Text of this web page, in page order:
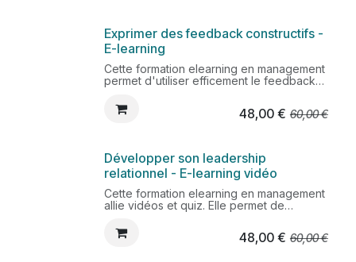
Exprimer des feedback constructifs -
E-learning
Cette formation elearning en management
permet d'utiliser efficement le feedback
différents types de feedback et les
conditions de réussite.
48,00€ 60,00€
Développer son leadership
relationnel - E-learning vidéo
Cette formation elearning en management
allie vidéos et quiz. Elle permet de
motiver et entrainer les autres en obtenant
leur adhésion volontaire. Vous pourrez
48,00€ 60,00€